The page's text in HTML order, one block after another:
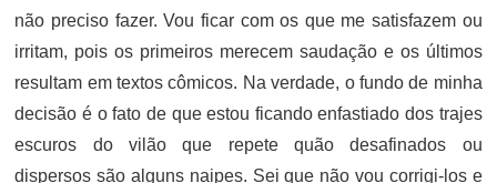
não preciso fazer. Vou ficar com os que me satisfazem ou
irritam, pois os primeiros merecem saudação e os últimos
resultam em textos cômicos. Na verdade, o fundo de minha
decisão é o fato de que estou ficando enfastiado dos trajes
escuros do vilão que repete quão desafinados ou
dispersos são alguns naipes. Sei que não vou corrigi-los e